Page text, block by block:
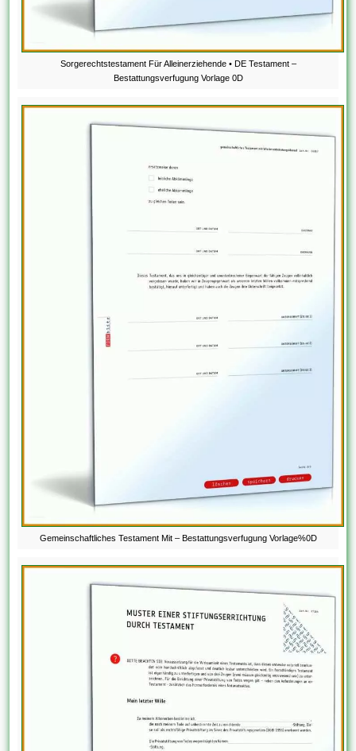
Sorgerechtstestament Für Alleinerziehende • DE Testament –
Bestattungsverfugung Vorlage 0D
Gemeinschaftliches Testament Mit – Bestattungsverfugung Vorlage%0D